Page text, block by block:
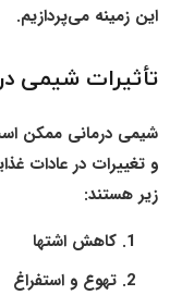
این زمینه می‌پردازیم.
تأثیرات شیمی
شیمی درمانی ممکن
و تغییرات در عادات
زیر هستند:
کاهش اشتها
تهوع و استفراغ